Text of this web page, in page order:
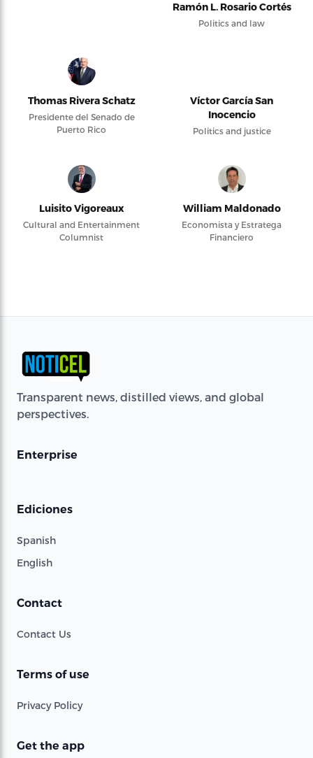
Ramón L. Rosario Cortés
Politics and law
Thomas Rivera Schatz
Presidente del Senado de
Puerto Rico
Víctor García San
Inocencio
Politics and justice
Luisito Vigoreaux
Cultural and Entertainment
Columnist
William Maldonado
Economista y Estratega
Financiero
Transparent news, distilled views, and global
perspectives.
Enterprise
Ediciones
Spanish
English
Contact
Contact Us
Terms of use
Privacy Policy
Get the app